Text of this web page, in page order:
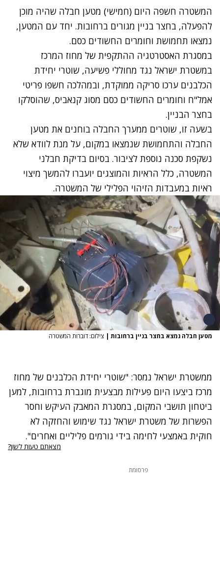
המשטרה חשפה היום (חמישי) מטען חבלה שהיה מוכן
להפעלה, בחצר בניין מגורים ברחובות. יחד עם המטען,
נמצאו תחמושת וחומרים החשודים כסם.
במסגרת האסטרטגיה ההתקפית של מחוז המרכז
במשטרת ישראל נגד מחוללי פשיעה, שוטרי יחידת
הכלבנים ערכו סריקה ממוקדת, ובמהלכה חשפו פריטי
אמל"ח וחומרים החשודים כסם מסוג קנאביס, שהוסלקו
בחצר הבניין.
בשעה זו, שוטרים ממערך החבלה בוחנים את מטען
החבלה והתחמושת שנמצאו במקום, על מנת לוודא שלא
נשקפת סכנה נוספת לציבור. בסיום בדיקת חבלני
המשטרה, כלל הראיות והמוצגים יועברו להמשך מיצוי
ראיות במעבדות הזיהוי הפלילי של המשטרה.
מטען חבלה נמצא בחצר בניין ברחובות | צילום: דוברות המשטרה
ממשטרת ישראל נמסר: "שוטרי יחידת הכלבנים של מחוז
מרכז ביצעו היום פעילות מבצעית מוגברת ברחובות, למען
ביטחון תושבי המקום, במסגרת המאבק העיקש וחסר
הפשרות של משטרת ישראל נגד שימוש והחזקה לא
חוקית באמצעי לחימה בידי גורמים פליליים ואחרים".
מצאתם טעות לשון?
פרסומת